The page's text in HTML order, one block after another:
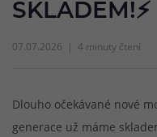
SKLADEM!⚡
07.07.2026 4 minuty čtení
Dlouho očekávané nové
generace už máme